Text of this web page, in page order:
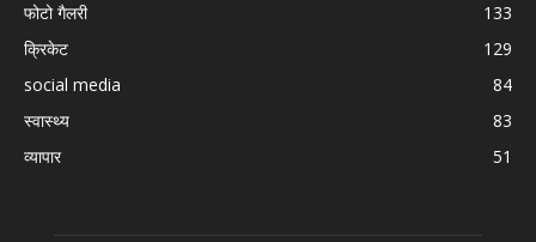
फोटो गैलरी
133
क्रिकेट
129
social media
84
स्वास्थ्य
83
व्यापार
51